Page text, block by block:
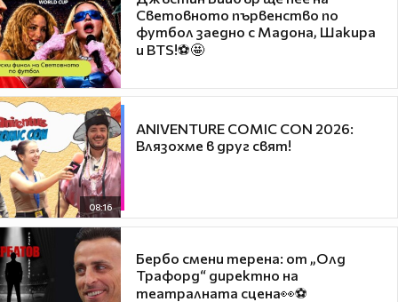
Световното първенство по
футбол заедно с Мадона, Шакира
и BTS!⚽🤩
08:16
ANIVENTURE COMIC CON 2026:
Влязохме в друг свят!
Бербо смени терена: от „Олд
Трафорд“ директно на
театралната сцена👀⚽